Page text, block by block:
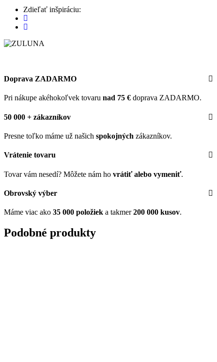
Zdieľať inšpiráciu:
Doprava ZADARMO
Pri nákupe akéhokoľvek tovaru nad 75 € doprava ZADARMO.
50 000 + zákazníkov
Presne toľko máme už našich spokojných zákazníkov.
Vrátenie tovaru
Tovar vám nesedí? Môžete nám ho vrátiť alebo vymeniť.
Obrovský výber
Máme viac ako 35 000 položiek a takmer200 000 kusov.
Podobné produkty